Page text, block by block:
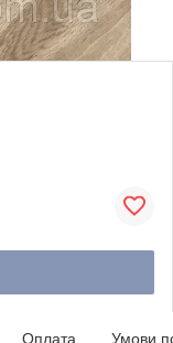
Оплата Умови